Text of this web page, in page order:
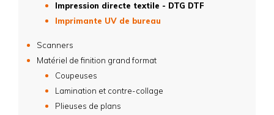
Impression directe textile - DTG DTF
Imprimante UV de bureau
Scanners
Matériel de finition grand format
Coupeuses
Lamination et contre-collage
Plieuses de plans